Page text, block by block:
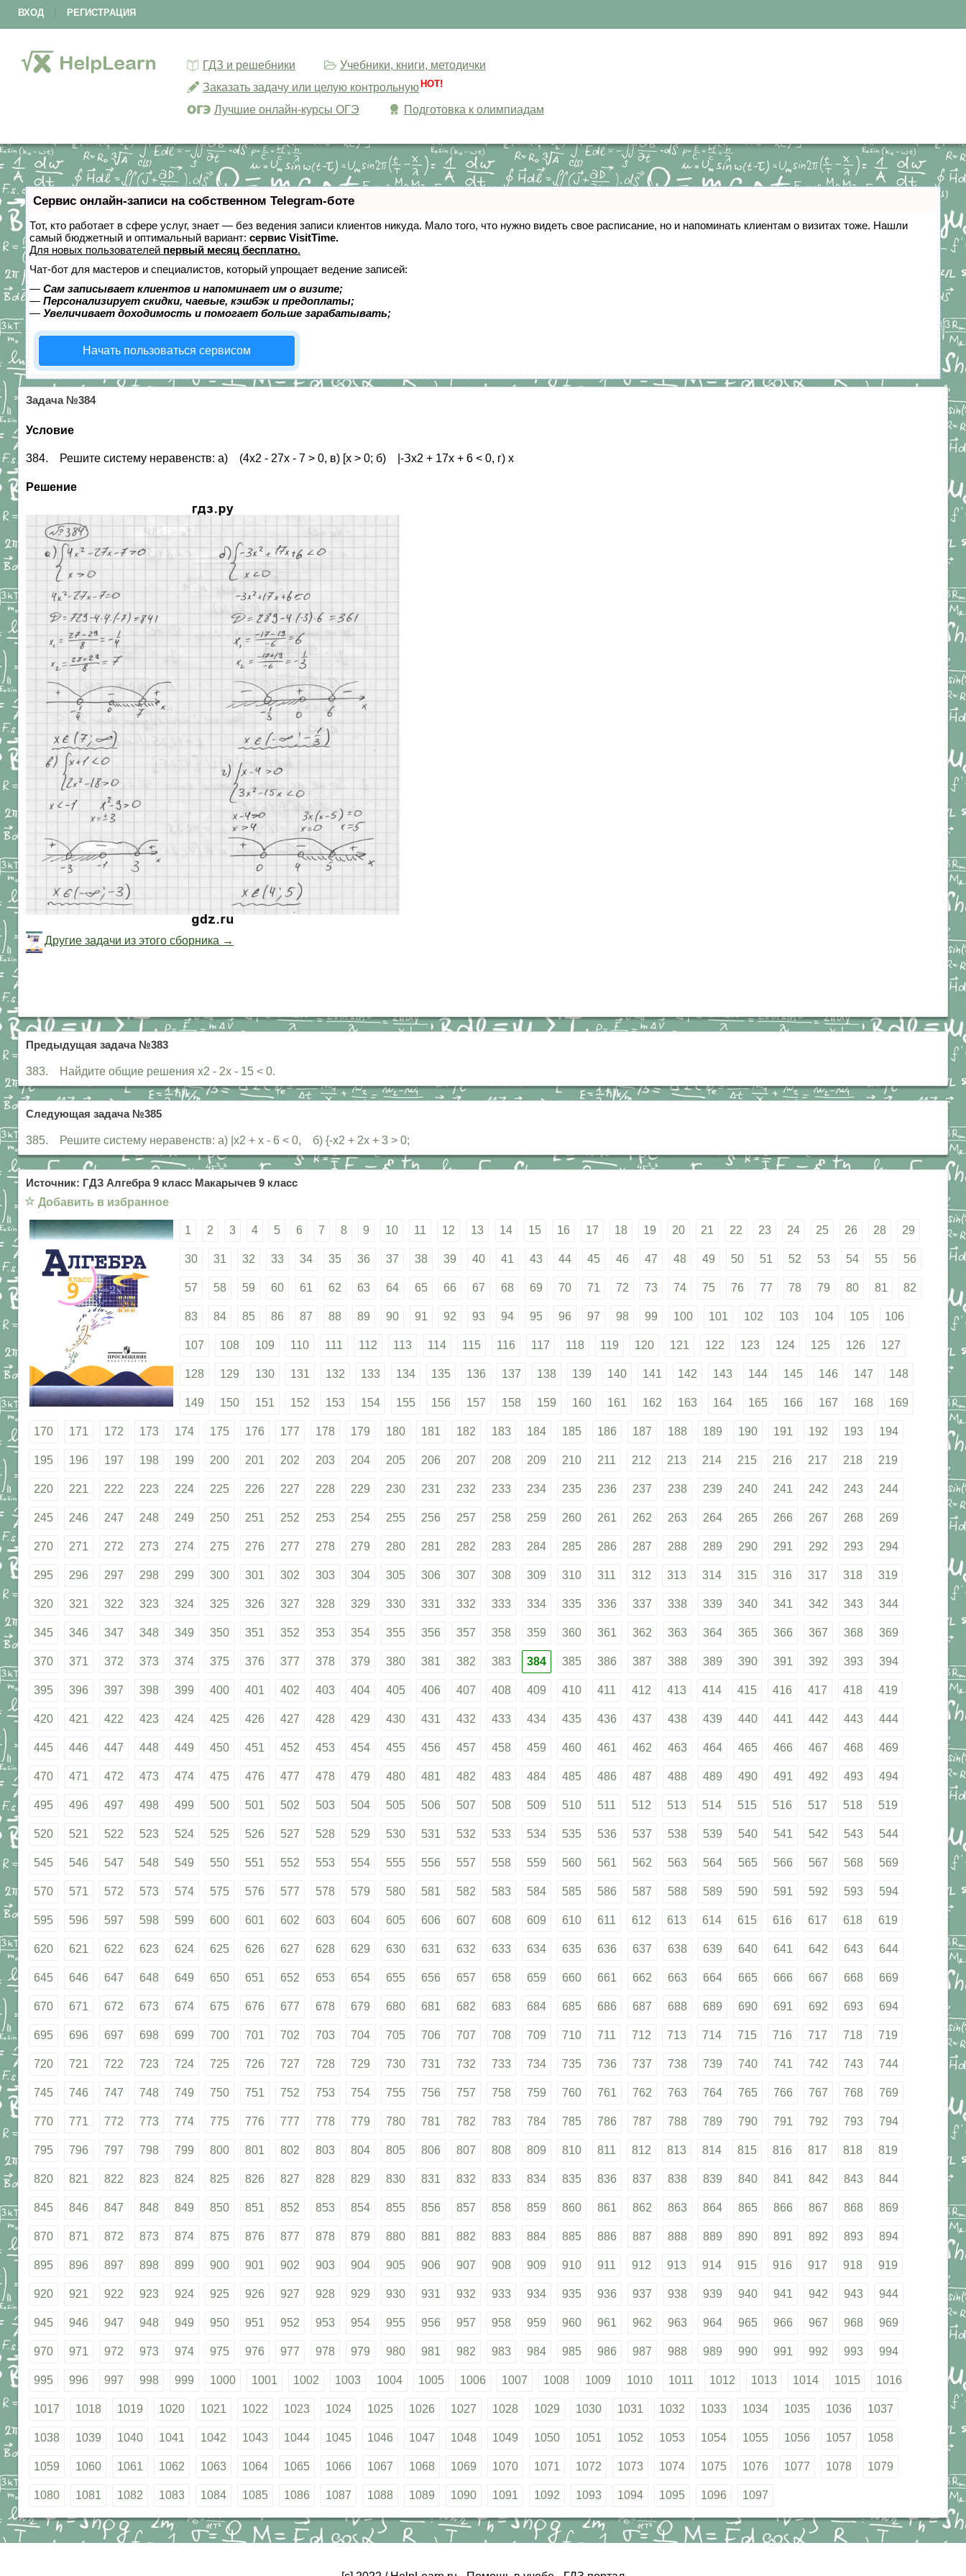
ВХОД РЕГИСТРАЦИЯ
ГДЗ и решебники
Учебники, книги, методички
Заказать задачу или целую контрольную HOT!
Лучшие онлайн-курсы ОГЭ Подготовка к олимпиадам
Сервис онлайн-записи на собственном Telegram-боте
Тот, кто работает в сфере услуг, знает — без ведения записи клиентов никуда. Мало того, что нужно видеть свое расписание, но и напоминать клиентам о визитах тоже. Нашли
самый бюджетный и оптимальный вариант: сервис VisitTime.
Для новых пользователей первый месяц бесплатно.
Чат-бот для мастеров и специалистов, который упрощает ведение записей:
— Сам записывает клиентов и напоминает им о визите;
— Персонализирует скидки, чаевые, кэшбэк и предоплаты;
— Увеличивает доходимость и помогает больше зарабатывать;
Начать пользоваться сервисом
Задача №384
Условие
384. Решите систему неравенств: а) (4х2 - 27х - 7 > 0, в) [х > 0; б) |-Зх2 + 17х + 6 < 0, г) х
Решение
Другие задачи из этого сборника →
Предыдущая задача №383
383. Найдите общие решения х2 - 2х - 15 < 0.
Следующая задача №385
385. Решите систему неравенств: а) |х2 + х - 6 < 0, б) {-х2 + 2х + 3 > 0;
Источник: ГДЗ Алгебра 9 класс Макарычев 9 класс
☆ Добавить в избранное
1 2 3 4 5 6 7 8 9 10 11 12 13 14 15 16 17 18 19 20 21 22 23 24 25 26 28 29
30 31 32 33 34 35 36 37 38 39 40 41 43 44 45 46 47 48 49 50 51 52 53 54 55 56
57 58 59 60 61 62 63 64 65 66 67 68 69 70 71 72 73 74 75 76 77 78 79 80 81 82
83 84 85 86 87 88 89 90 91 92 93 94 95 96 97 98 99 100 101 102 103 104 105 106
107 108 109 110 111 112 113 114 115 116 117 118 119 120 121 122 123 124 125 126 127
128 129 130 131 132 133 134 135 136 137 138 139 140 141 142 143 144 145 146 147 148
149 150 151 152 153 154 155 156 157 158 159 160 161 162 163 164 165 166 167 168 169
170 171 172 173 174 175 176 177 178 179 180 181 182 183 184 185 186 187 188 189 190 191 192 193 194
195 196 197 198 199 200 201 202 203 204 205 206 207 208 209 210 211 212 213 214 215 216 217 218 219
220 221 222 223 224 225 226 227 228 229 230 231 232 233 234 235 236 237 238 239 240 241 242 243 244
245 246 247 248 249 250 251 252 253 254 255 256 257 258 259 260 261 262 263 264 265 266 267 268 269
270 271 272 273 274 275 276 277 278 279 280 281 282 283 284 285 286 287 288 289 290 291 292 293 294
295 296 297 298 299 300 301 302 303 304 305 306 307 308 309 310 311 312 313 314 315 316 317 318 319
320 321 322 323 324 325 326 327 328 329 330 331 332 333 334 335 336 337 338 339 340 341 342 343 344
345 346 347 348 349 350 351 352 353 354 355 356 357 358 359 360 361 362 363 364 365 366 367 368 369
370 371 372 373 374 375 376 377 378 379 380 381 382 383 384 385 386 387 388 389 390 391 392 393 394
395 396 397 398 399 400 401 402 403 404 405 406 407 408 409 410 411 412 413 414 415 416 417 418 419
420 421 422 423 424 425 426 427 428 429 430 431 432 433 434 435 436 437 438 439 440 441 442 443 444
445 446 447 448 449 450 451 452 453 454 455 456 457 458 459 460 461 462 463 464 465 466 467 468 469
470 471 472 473 474 475 476 477 478 479 480 481 482 483 484 485 486 487 488 489 490 491 492 493 494
495 496 497 498 499 500 501 502 503 504 505 506 507 508 509 510 511 512 513 514 515 516 517 518 519
520 521 522 523 524 525 526 527 528 529 530 531 532 533 534 535 536 537 538 539 540 541 542 543 544
545 546 547 548 549 550 551 552 553 554 555 556 557 558 559 560 561 562 563 564 565 566 567 568 569
570 571 572 573 574 575 576 577 578 579 580 581 582 583 584 585 586 587 588 589 590 591 592 593 594
595 596 597 598 599 600 601 602 603 604 605 606 607 608 609 610 611 612 613 614 615 616 617 618 619
620 621 622 623 624 625 626 627 628 629 630 631 632 633 634 635 636 637 638 639 640 641 642 643 644
645 646 647 648 649 650 651 652 653 654 655 656 657 658 659 660 661 662 663 664 665 666 667 668 669
670 671 672 673 674 675 676 677 678 679 680 681 682 683 684 685 686 687 688 689 690 691 692 693 694
695 696 697 698 699 700 701 702 703 704 705 706 707 708 709 710 711 712 713 714 715 716 717 718 719
720 721 722 723 724 725 726 727 728 729 730 731 732 733 734 735 736 737 738 739 740 741 742 743 744
745 746 747 748 749 750 751 752 753 754 755 756 757 758 759 760 761 762 763 764 765 766 767 768 769
770 771 772 773 774 775 776 777 778 779 780 781 782 783 784 785 786 787 788 789 790 791 792 793 794
795 796 797 798 799 800 801 802 803 804 805 806 807 808 809 810 811 812 813 814 815 816 817 818 819
820 821 822 823 824 825 826 827 828 829 830 831 832 833 834 835 836 837 838 839 840 841 842 843 844
845 846 847 848 849 850 851 852 853 854 855 856 857 858 859 860 861 862 863 864 865 866 867 868 869
870 871 872 873 874 875 876 877 878 879 880 881 882 883 884 885 886 887 888 889 890 891 892 893 894
895 896 897 898 899 900 901 902 903 904 905 906 907 908 909 910 911 912 913 914 915 916 917 918 919
920 921 922 923 924 925 926 927 928 929 930 931 932 933 934 935 936 937 938 939 940 941 942 943 944
945 946 947 948 949 950 951 952 953 954 955 956 957 958 959 960 961 962 963 964 965 966 967 968 969
970 971 972 973 974 975 976 977 978 979 980 981 982 983 984 985 986 987 988 989 990 991 992 993 994
995 996 997 998 999 1000 1001 1002 1003 1004 1005 1006 1007 1008 1009 1010 1011 1012 1013 1014 1015 1016
1017 1018 1019 1020 1021 1022 1023 1024 1025 1026 1027 1028 1029 1030 1031 1032 1033 1034 1035 1036 1037
1038 1039 1040 1041 1042 1043 1044 1045 1046 1047 1048 1049 1050 1051 1052 1053 1054 1055 1056 1057 1058
1059 1060 1061 1062 1063 1064 1065 1066 1067 1068 1069 1070 1071 1072 1073 1074 1075 1076 1077 1078 1079
1080 1081 1082 1083 1084 1085 1086 1087 1088 1089 1090 1091 1092 1093 1094 1095 1096 1097